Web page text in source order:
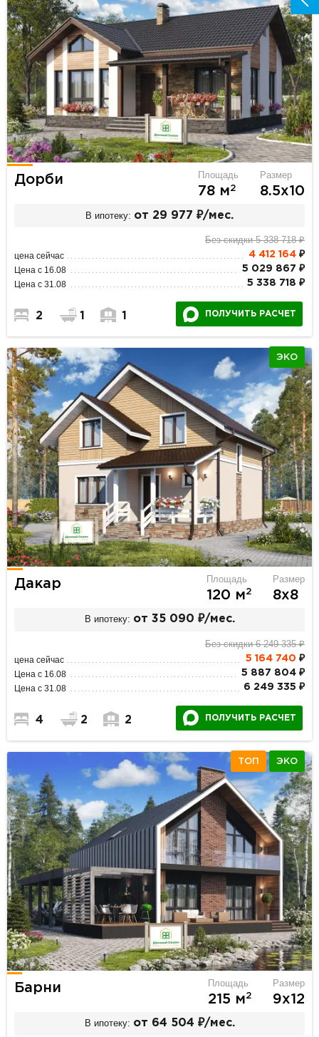
Дорби Площадь
78 м2
Размер
8.5х10
В ипотеку: от 29 977 ₽/мес.
Без скидки 5 338 718 ₽
цена сейчас 4 412 164₽
Цена с 16.08 5 029 867 ₽
Цена с 31.08 5 338 718 ₽
2 1 1 ПОЛУЧИТЬ РАСЧЕТ
ЭКО
Дакар Площадь
120 м2
Размер
8х8
В ипотеку: от 35 090 ₽/мес.
Без скидки 6 249 335 ₽
цена сейчас 5 164 740 ₽
Цена с 16.08 5 887 804 ₽
Цена с 31.08 6 249 335 ₽
4 2 2 ПОЛУЧИТЬ РАСЧЕТ
ТОП ЭКО
Барни Площадь
215 м2
Размер
9х12
В ипотеку: от 64 504 ₽/мес.